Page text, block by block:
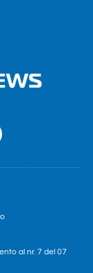
al nr. 7 del 07